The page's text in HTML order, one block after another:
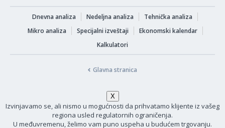
Dnevna analiza Nedeljna analiza
Tehnička analiza
Mikro analiza
Specijalni izveštaji
Ekonomski kalendar
Kalkulatori
Glavna stranica
Izvinjavamo se, ali nismo u mogućnosti da prihvatamo klijente iz vašeg
regiona usled regulatornih ograničenja.
U međuvremenu, želimo vam puno uspeha u budućem trgovanju.